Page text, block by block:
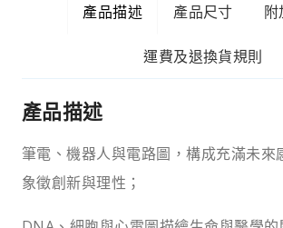
產品描述 產品尺寸 附
運費及退換貨規則
產品描述
筆電、機器人與電路圖，構成充滿未來
象徵創新與理性；